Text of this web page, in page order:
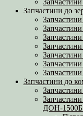
Запчастини до
Запчастини
Запчастини до
ДОН-